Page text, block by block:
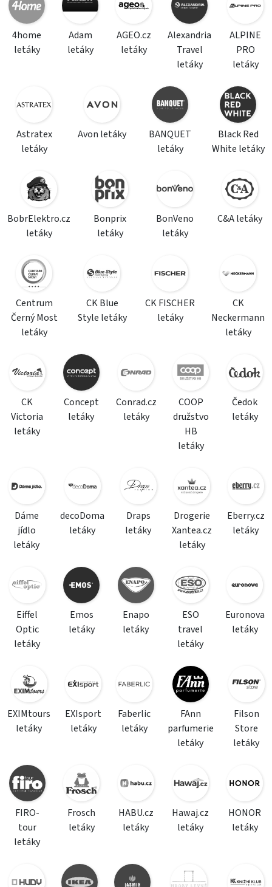
4home
letáky
Adam
letáky
AGEO.cz
letáky
Alexandria
Travel
letáky
ALPINE
PRO
letáky
Astratex
letáky
Avon letáky
BANQUET
letáky
Black Red
White letáky
BobrElektro.cz
letáky
Bonprix
letáky
BonVeno
letáky
C&A letáky
Centrum
Černý Most
letáky
CK Blue
Style letáky
CK FISCHER
letáky
CK
Neckermann
letáky
CK
Victoria
letáky
Concept
letáky
Conrad.cz
letáky
COOP
družstvo
HB
letáky
Čedok
letáky
Dáme
jídlo
letáky
decoDoma
letáky
Draps
letáky
Drogerie
Xantea.cz
letáky
Eberry.cz
letáky
Eiffel
Optic
letáky
Emos
letáky
Enapo
letáky
ESO
travel
letáky
Euronova
letáky
EXIMtours
letáky
EXIsport
letáky
Faberlic
letáky
FAnn
parfumerie
letáky
Filson
Store
letáky
FIRO-
tour
letáky
Frosch
letáky
HABU.cz
letáky
Hawaj.cz
letáky
HONOR
letáky